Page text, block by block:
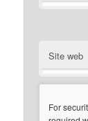
Site web
For